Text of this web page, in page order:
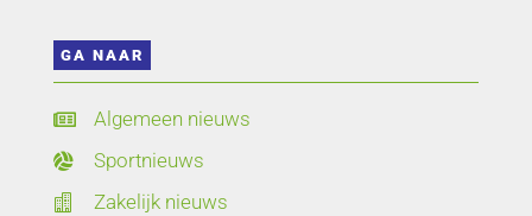
GA NAAR
 Algemeen nieuws
 Sportnieuws
 Zakelijk nieuws